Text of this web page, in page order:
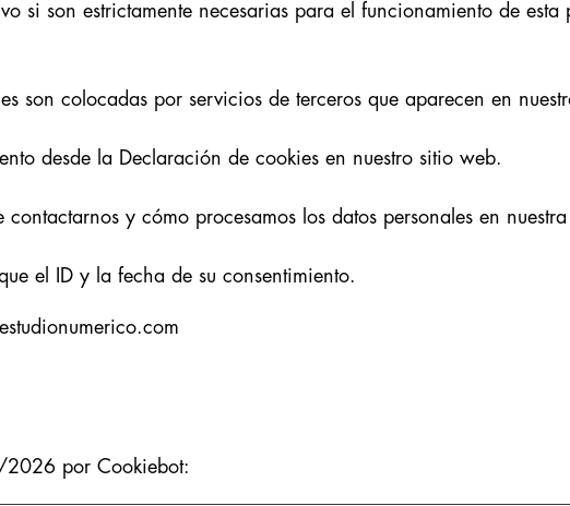
si son estrictamente necesarias para el funcionamiento de
son colocadas por servicios de terceros que aparecen en
desde la Declaración de cookies en nuestro sitio web.
y cómo procesamos los datos personales en
el ID y la fecha de su consentimiento.
2026 por Cookiebot: